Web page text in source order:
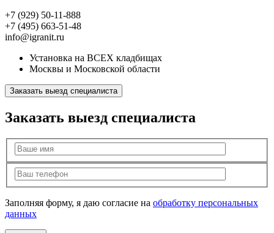
+7 (929) 50-11-888
+7 (495) 663-51-48
info@igranit.ru
Установка на ВСЕХ кладбищах
Москвы и Московской области
Заказать выезд специалиста
Заказать выезд специалиста
Заполняя форму, я даю согласие на обработку персональных
данных